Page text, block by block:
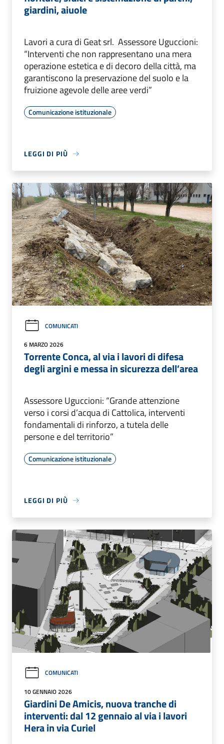
giardini, aiuole
Lavori a cura di Geat srl. Assessore Uguccioni:
“Interventi che non rappresentano una mera
operazione estetica e di decoro della città, ma
garantiscono la preservazione del suolo e la
fruizione agevole delle aree verdi”
Comunicazione istituzionale
LEGGI DI PIÙ
COMUNICATI
6 MARZO 2026
Torrente Conca, al via i lavori di difesa
degli argini e messa in sicurezza dell’area
Assessore Uguccioni: “Grande attenzione
verso i corsi d’acqua di Cattolica, interventi
fondamentali di rinforzo, a tutela delle
persone e del territorio”
Comunicazione istituzionale
LEGGI DI PIÙ
COMUNICATI
10 GENNAIO 2026
Giardini De Amicis, nuova tranche di
interventi: dal 12 gennaio al via i lavori
Hera in via Curiel